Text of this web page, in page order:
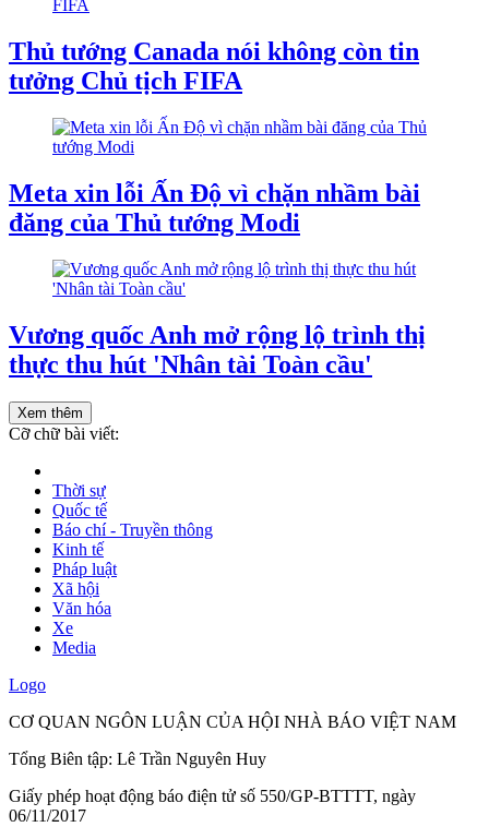
Thủ tướng Canada nói không còn tin
tưởng Chủ tịch FIFA
Meta xin lỗi Ấn Độ vì chặn nhầm bài
đăng của Thủ tướng Modi
Vương quốc Anh mở rộng lộ trình thị
thực thu hút 'Nhân tài Toàn cầu'
Xem thêm
Cỡ chữ bài viết:
Thời sự
Quốc tế
Báo chí - Truyền thông
Kinh tế
Pháp luật
Xã hội
Văn hóa
Xe
Media
Logo
CƠ QUAN NGÔN LUẬN CỦA HỘI NHÀ BÁO VIỆT NAM
Tổng Biên tập: Lê Trần Nguyên Huy
Giấy phép hoạt động báo điện tử số 550/GP-BTTTT, ngày
06/11/2017